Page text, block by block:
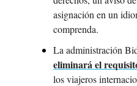
asignación en un
comprenda.
eliminará el
los viajeros